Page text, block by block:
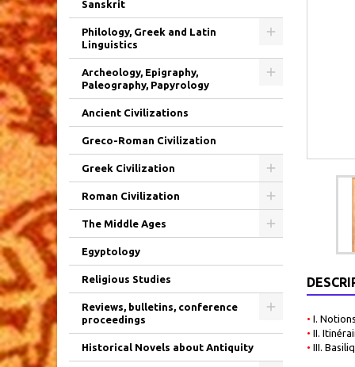
Sanskrit
Philology, Greek and Latin
Linguistics
Archeology, Epigraphy,
Paleography, Papyrology
Ancient Civilizations
Greco-Roman Civilization
Greek Civilization
Roman Civilization
The Middle Ages
Egyptology
Religious Studies
Reviews, bulletins, conference
proceedings
Historical Novels about Antiquity
• I.
• II.
• III.